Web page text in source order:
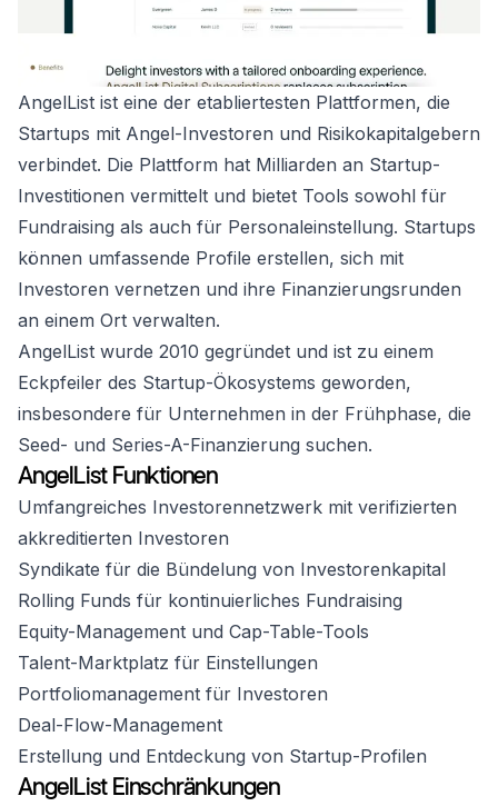
AngelList ist eine der etabliertesten Plattformen, die
Startups mit Angel-Investoren und Risikokapitalgebern
verbindet. Die Plattform hat Milliarden an Startup-
Investitionen vermittelt und bietet Tools sowohl für
Fundraising als auch für Personaleinstellung. Startups
können umfassende Profile erstellen, sich mit
Investoren vernetzen und ihre Finanzierungsrunden
an einem Ort verwalten.
AngelList wurde 2010 gegründet und ist zu einem
Eckpfeiler des Startup-Ökosystems geworden,
insbesondere für Unternehmen in der Frühphase, die
Seed- und Series-A-Finanzierung suchen.
AngelList Funktionen
Umfangreiches Investorennetzwerk mit verifizierten
akkreditierten Investoren
Syndikate für die Bündelung von Investorenkapital
Rolling Funds für kontinuierliches Fundraising
Equity-Management und Cap-Table-Tools
Talent-Marktplatz für Einstellungen
Portfoliomanagement für Investoren
Deal-Flow-Management
Erstellung und Entdeckung von Startup-Profilen
AngelList Einschränkungen